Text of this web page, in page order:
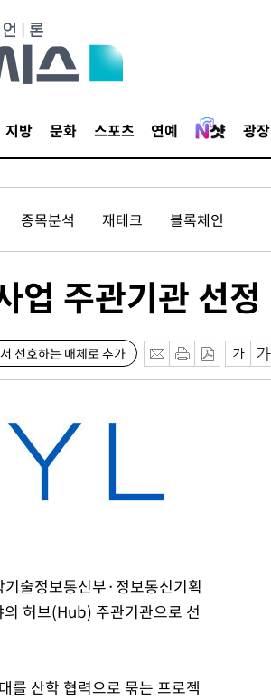
지방 문화 스포츠 연예 광장
종목분석 재테크 블록체인
업 주관기관 선정
선호하는 매체로 추가
술정보통신부·정보통신기획
허브(Hub) 주관기관으로 선
를 산학 협력으로 묶는 프로젝